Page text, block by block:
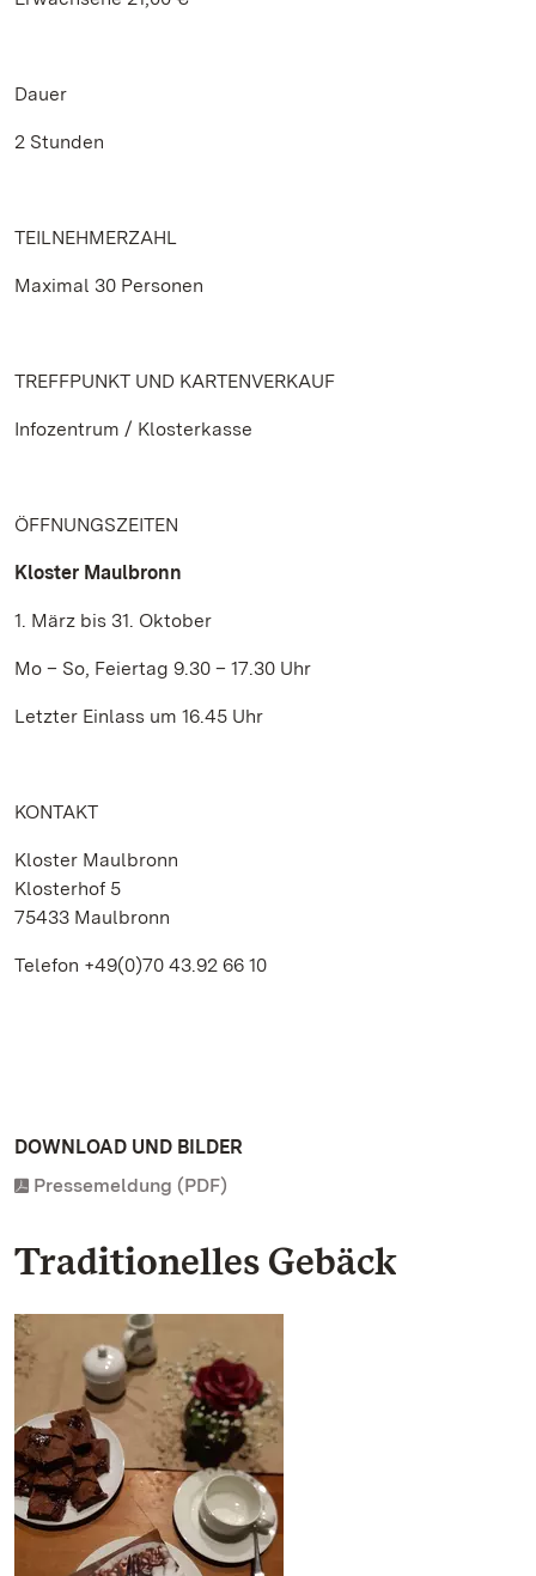
Dauer
2 Stunden
TEILNEHMERZAHL
Maximal 30 Personen
TREFFPUNKT UND KARTENVERKAUF
Infozentrum / Klosterkasse
ÖFFNUNGSZEITEN
Kloster Maulbronn
1. März bis 31. Oktober
Mo – So, Feiertag 9.30 – 17.30 Uhr
Letzter Einlass um 16.45 Uhr
KONTAKT
Kloster Maulbronn
Klosterhof 5
75433 Maulbronn
Telefon +49(0)70 43.92 66 10
DOWNLOAD UND BILDER
Pressemeldung (PDF)
Traditionelles Gebäck